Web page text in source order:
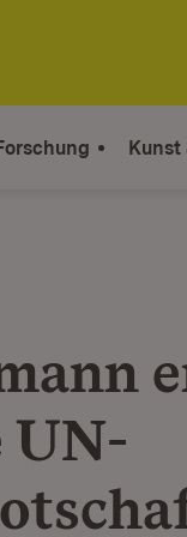
Kunst
UN-